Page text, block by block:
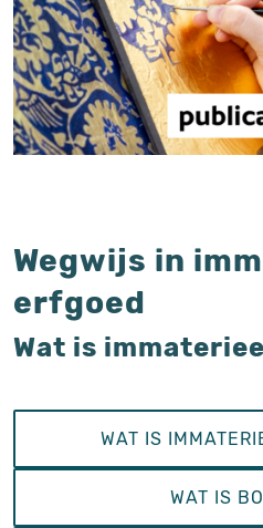
Wegwijs in
erfgoed
Wat is
WAT IS
WAT IS